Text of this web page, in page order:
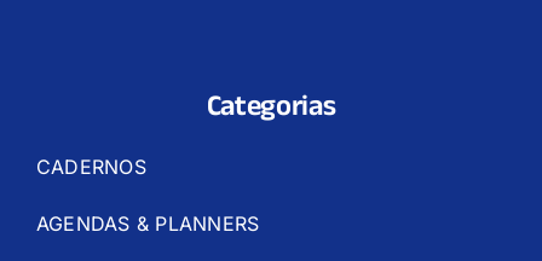
Categorias
CADERNOS
AGENDAS & PLANNERS